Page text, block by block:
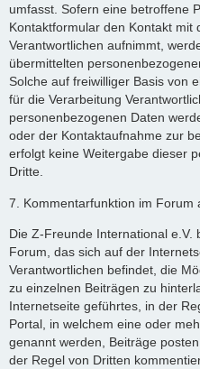
umfasst. Sofern eine betroffene
Kontaktformular den Kontakt mit
Verantwortlichen aufnimmt,
übermittelten
Solche auf freiwilliger Basis von
für die Verarbeitung
personenbezogenen Daten
oder der Kontaktaufnahme zur
erfolgt keine Weitergabe dieser
Dritte.
7. Kommentarfunktion im Forum
Die Z-Freunde International e.V.
Forum, das sich auf der
Verantwortlichen befindet, die
zu einzelnen Beiträgen zu
Internetseite geführtes, in der
Portal, in welchem eine oder
genannt werden, Beiträge
der Regel von Dritten